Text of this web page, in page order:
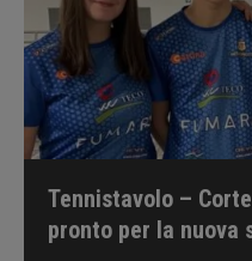
Tennistavolo –
pronto per la nuova